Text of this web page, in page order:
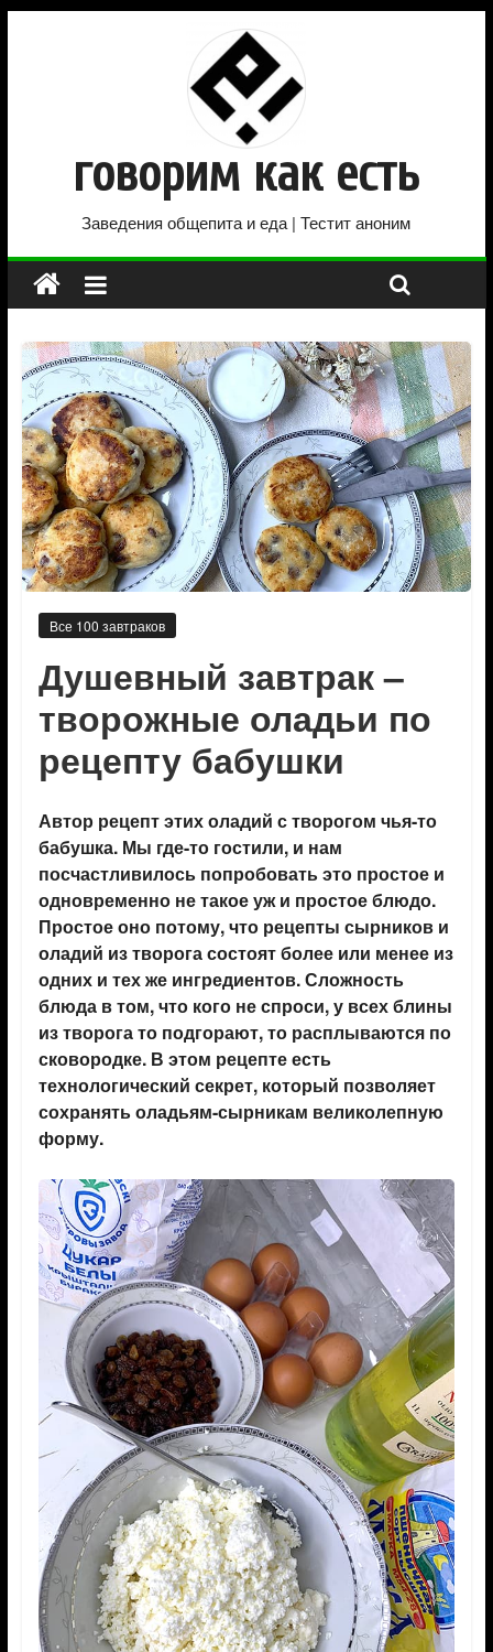
говорим как есть
Заведения общепита и еда | Тестит аноним
Все 100 завтраков
Душевный завтрак –
творожные оладьи по
рецепту бабушки
Автор рецепт этих оладий с творогом чья-то
бабушка. Мы где-то гостили, и нам
посчастливилось попробовать это простое и
одновременно не такое уж и простое блюдо.
Простое оно потому, что рецепты сырников и
оладий из творога состоят более или менее из
одних и тех же ингредиентов. Сложность
блюда в том, что кого не спроси, у всех блины
из творога то подгорают, то расплываются по
сковородке. В этом рецепте есть
технологический секрет, который позволяет
сохранять оладьям-сырникам великолепную
форму.